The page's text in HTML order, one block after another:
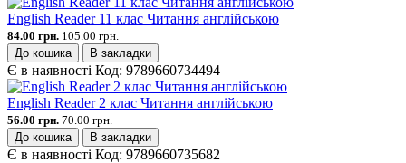
English Reader 11 клас Читання англійською
84.00 грн. 105.00 грн.
До кошика
В закладки
Є в наявності Код: 9789660734494
English Reader 2 клас Читання англійською
56.00 грн. 70.00 грн.
До кошика
В закладки
Є в наявності Код: 9789660735682